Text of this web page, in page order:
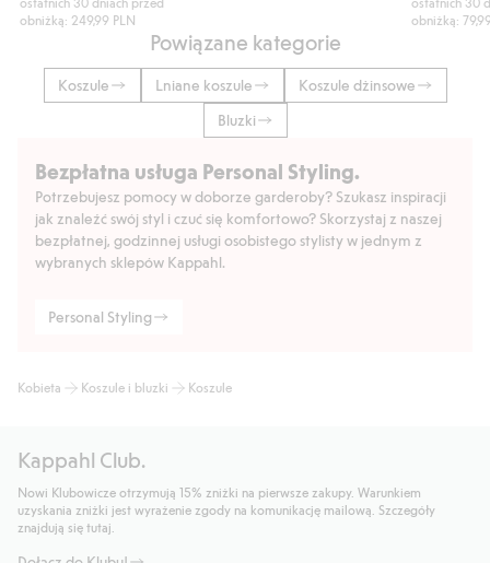
obniżką: 249,99 PLN
obniżką:
Powiązane kategorie
Koszule Lniane koszule
Koszule dżinsowe
Bluzki
Bezpłatna usługa Personal Styling.
Potrzebujesz pomocy w doborze garderoby? Szukasz inspiracji
jak znaleźć swój styl i czuć się komfortowo? Skorzystaj z naszej
bezpłatnej, godzinnej usługi osobistego stylisty w jednym z
wybranych sklepów Kappahl.
Personal Styling
Kobieta Koszule i bluzki Koszule
Kappahl Club.
Nowi Klubowicze otrzymują 15% zniżki na pierwsze zakupy. Warunkiem
uzyskania zniżki jest wyrażenie zgody na komunikację mailową. Szczegóły
znajdują się tutaj.